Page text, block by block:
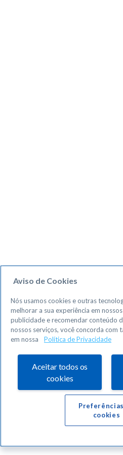
Aviso de Cookies
Nós usamos cookies e outras
melhorar a sua experiência em
publicidade e recomendar conteúdo
nossos serviços, você concorda com
em nossa
Política de Privacidade
Aceitar todos os
cookies
cookies